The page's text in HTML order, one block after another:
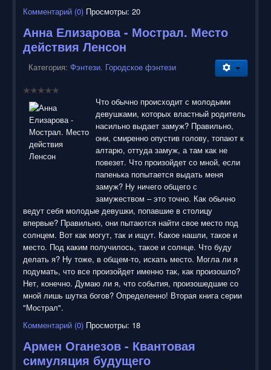
Комментарий (0) Просмотры: 20
Анна Елизарова - Мострал. Место
действия Ленсон
Категория: Фэнтези. Городское фэнтези
Что обычно происходит с молодыми
девушками, которых властный родитель
насильно выдает замуж? Правильно,
они, смиренно опустив голову, топают к
алтарю, оттуда замуж, а там как не
повезет. Что произойдет со мной, если
папенька попытается выдать меня
замуж? Ну ничего общего с
замужеством – это точно. Как обычно
ведут себя молодые девушки, попавшие в столицу
впервые? Правильно, они пытаются найти свое место под
солнцем. Вот как могут, так и ищут. Какое нашли, такое и
место. Под каким получилось, такое и солнце. Что буду
делать я? Ну тоже, в общем-то, искать место. Могла ли я
подумать, что все произойдет именно так, как произошло?
Нет, конечно. Думаю ли я, что события, произошедшие со
мной лишь шутка богов? Определенно! Вторая книга серии
"Мострал".
Комментарий (0) Просмотры: 18
Армен Оганезов - Квантовая
симуляция будущего